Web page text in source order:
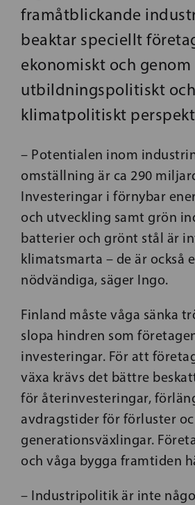
framåtblickande
beaktar speciellt
ekonomiskt och
utbildningspolitiskt och
klimatpolitiskt
– Potentialen inom
omställning är ca 290
Investeringar i förnybar
och utveckling samt grön
batterier och grönt stål är
klimatsmarta – de är också
nödvändiga, säger Ingo.
Finland måste våga sänka
slopa hindren som
investeringar. För att
växa krävs det bättre
för återinvesteringar,
avdragstider för förluster
generationsväxlingar.
och våga bygga framtiden
– Industripolitik är inte